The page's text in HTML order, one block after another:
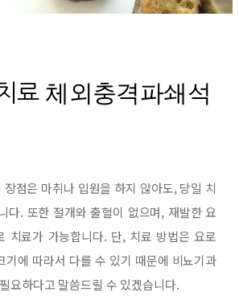
료 체외충격파쇄석
점은 마취나 입원을 하지 않아도, 당일 치
다. 또한 절개와 출혈이 없으며, 재발한 요
치료가 가능합니다. 단, 치료 방법은 요로
기에 따라서 다를 수 있기 때문에 비뇨기과
요하다고 말씀드릴 수 있겠습니다.